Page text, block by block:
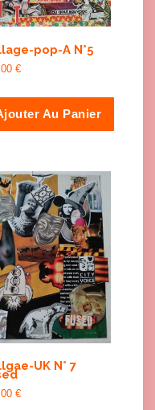
pop-A N°5
€
Au Panier
UK N° 7
€